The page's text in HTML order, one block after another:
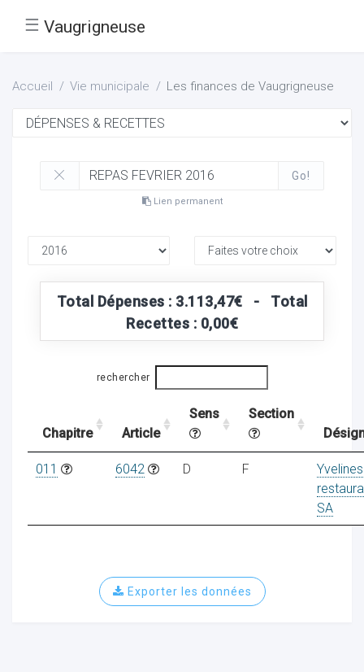
☰ Vaugrigneuse
Accueil Vie municipale Les finances de Vaugrigneuse
Go!
Lien permanent
Total Dépenses : 3.113,47€ - Total
Recettes : 0,00€
rechercher
Chapitre Article
Sens
Section
011 6042 D F
Yvelines
SA
Exporter les données